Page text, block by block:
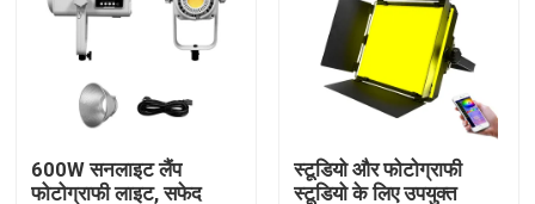
समाचार
मामले
एलईडी वीडियो स्टूडियो लाइट्स
600W सनलाइट लैंप
फोटोग्राफी लाइट, सफेद
स्टूडियो और फोटोग्राफी
स्टूडियो के लिए उपयुक्त